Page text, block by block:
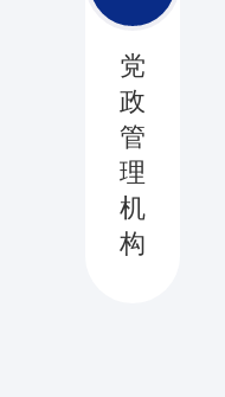
党
政
管
理
机
构